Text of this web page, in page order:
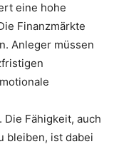
eine hohe
Finanzmärkte
Anleger müssen
Fähigkeit, auch
bleiben, ist dabei